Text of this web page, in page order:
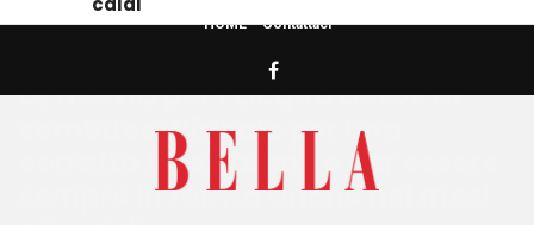
HOME Contattaci
La ricetta per l’acqua detox al
sambuco: l’ideale per una
corretta idratazione e per essere
sempre in forma anche nei mesi